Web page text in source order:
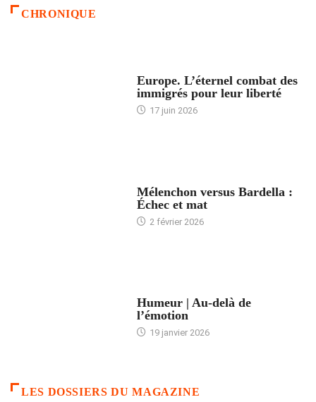
CHRONIQUE
Europe. L’éternel combat des
immigrés pour leur liberté
17 juin 2026
Mélenchon versus Bardella :
Échec et mat
2 février 2026
Humeur | Au-delà de
l’émotion
19 janvier 2026
LES DOSSIERS DU MAGAZINE